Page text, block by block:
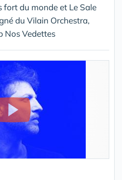
fort du monde et Le Sale
du Vilain Orchestra,
Nos Vedettes